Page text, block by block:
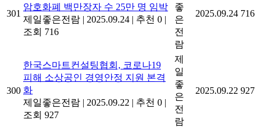
301
암호화폐 백만장자 수 25만 명 임박
제일좋은전람 | 2025.09.24 | 추천 0 |
조회 716
좋
은
전
람
2025.09.24 716
300
한국스마트컨설팅협회, 코로나19
피해 소상공인 경영안정 지원 본격
화
제일좋은전람 | 2025.09.22 | 추천 0 |
조회 927
제
일
좋
은
전
람
2025.09.22 927